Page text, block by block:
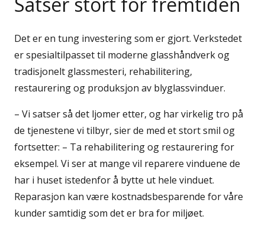
Det er en tung investering som er gjort. Verkstedet
er spesialtilpasset til moderne glasshåndverk og
tradisjonelt glassmesteri, rehabilitering,
restaurering og produksjon av blyglassvinduer.
– Vi satser så det ljomer etter, og har virkelig tro på
de tjenestene vi tilbyr, sier de med et stort smil og
fortsetter: – Ta rehabilitering og restaurering for
eksempel. Vi ser at mange vil reparere vinduene de
har i huset istedenfor å bytte ut hele vinduet.
Reparasjon kan være kostnadsbesparende for våre
kunder samtidig som det er bra for miljøet.